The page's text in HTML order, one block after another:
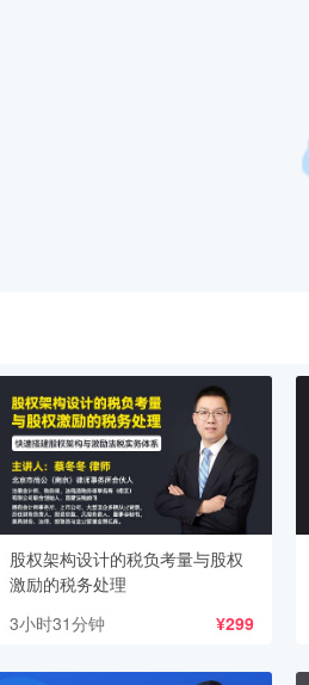
股权架构设计的税负考量与股权
激励的税务处理
3小时31分钟
¥299